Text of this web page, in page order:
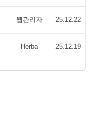
웹관리자 25.12.22
Herba 25.12.19